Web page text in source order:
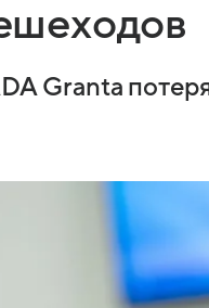
Granta